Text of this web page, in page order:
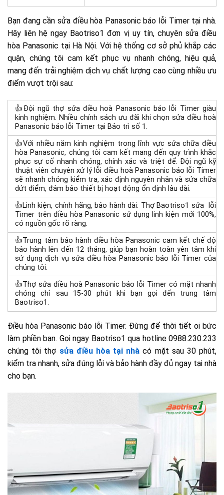
Bạn đang cần sửa điều hòa Panasonic báo lỗi Timer tại nhà.
Hãy liên hệ ngay Baotriso1 đơn vị uy tín, chuyên sửa điều
hòa Panasonic tại Hà Nội. Với hệ thống cơ sở phủ khắp các
quận, chúng tôi cam kết phục vụ nhanh chóng, hiệu quả,
mang đến trải nghiệm dịch vụ chất lượng cao cùng nhiều ưu
điểm vượt trội sau:
👍Đội ngũ thợ sửa điều hoà Panasonic báo lỗi Timer giàu
kinh nghiệm. Nhiều chính sách ưu đãi khi chọn sửa điều hoà
Panasonic báo lỗi Timer tại Bảo trì số 1.
👍Với nhiều năm kinh nghiệm trong lĩnh vực sửa chữa điều
hòa Panasonic, chúng tôi cam kết mang đến quy trình khắc
phục sự cố nhanh chóng, chính xác và triệt để. Đội ngũ kỹ
thuật viên chuyên xử lý lỗi điều hoà Panasonic báo lỗi Timer
sẽ nhanh chóng kiểm tra, xác định nguyên nhân và sửa chữa
dứt điểm, đảm bảo thiết bị hoạt động ổn định lâu dài.
👍Linh kiện, chính hãng, bảo hành dài: Thợ Baotriso1 sửa lỗi
Timer trên điều hòa Panasonic sử dụng linh kiện mới 100%,
có nguồn gốc rõ ràng.
👍Trung tâm bảo hành điều hòa Panasonic cam kết chế độ
bảo hành lên đến 12 tháng, giúp bạn hoàn toàn yên tâm khi
sử dụng dịch vụ sửa điều hòa Panasonic báo lỗi Timer của
chúng tôi.
👍Thợ sửa điều hoà Panasonic báo lỗi Timer có mặt nhanh
chóng chỉ sau 15-30 phút khi bạn gọi đến trung tâm
Baotriso1.
Điều hòa Panasonic báo lỗi Timer. Đừng để thời tiết oi bức
làm phiền bạn. Gọi ngay Baotriso1 qua hotline 0988.230.233
chúng tôi thợ sửa điều hòa tại nhà có mặt sau 30 phút,
kiểm tra nhanh, sửa đúng lỗi và bảo hành đầy đủ ngay tại nhà
cho bạn.